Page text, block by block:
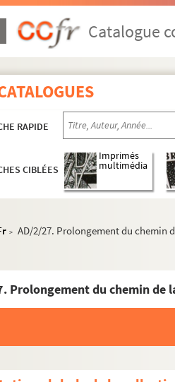
Catalogue
RAPIDE
CIBLÉES
Imprimés
multimédia
> AD/2/27. Prolongement du chemin
Prolongement du chemin de